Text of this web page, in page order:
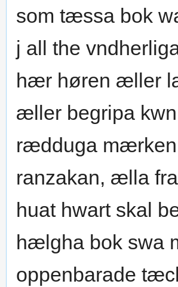
som tæssa bok
j all the
hær høren æller
æller begripa
rædduga mærken
ranzakan, ælla
huat hwart skal
hælgha bok swa
oppenbarade